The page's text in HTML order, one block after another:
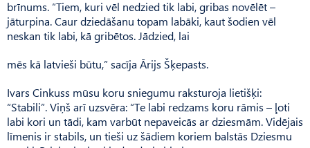
brīnums. “Tiem, kuri vēl nedzied tik labi, gribas novēlēt –
jāturpina. Caur dziedāšanu topam labāki, kaut šodien vēl
neskan tik labi, kā gribētos. Jādzied, lai
mēs kā latvieši būtu,” sacīja Ārijs Šķepasts.
Ivars Cinkuss mūsu koru sniegumu raksturoja lietišķi:
“Stabili”. Viņš arī uzsvēra: “Te labi redzams koru rāmis – ļoti
labi kori un tādi, kam varbūt nepaveicās ar dziesmām. Vidējais
līmenis ir stabils, un tieši uz šādiem koriem balstās Dziesmu